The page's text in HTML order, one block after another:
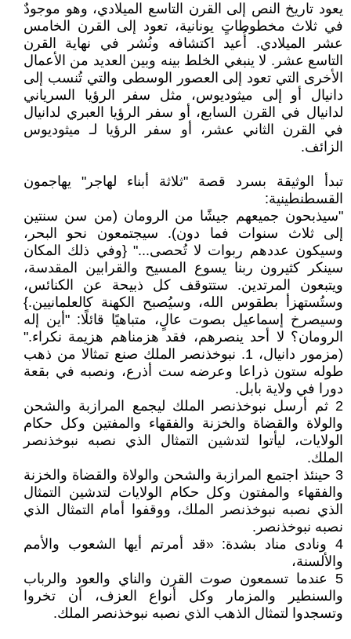
يعود تاريخ النص إلى القرن التاسع الميلادي، وهو موجودٌ
في ثلاث مخطوطاتٍ يونانية، تعود إلى القرن الخامس
عشر الميلادي. أُعيد اكتشافه ونُشر في نهاية القرن
التاسع عشر. لا ينبغي الخلط بينه وبين العديد من الأعمال
الأخرى التي تعود إلى العصور الوسطى والتي تُنسب إلى
دانيال أو إلى ميثوديوس، مثل سفر الرؤيا السرياني
لدانيال في القرن السابع، أو سفر الرؤيا العبري لدانيال
في القرن الثاني عشر، أو سفر الرؤيا لـ ميثوديوس
الزائف.
تبدأ الوثيقة بسرد قصة "ثلاثة أبناء لهاجر" يهاجمون
القسطنطينية:
"سيذبحون جميعهم جيشًا من الرومان (من سن سنتين
إلى ثلاث سنوات فما دون). سيجتمعون نحو البحر،
وسيكون عددهم ربوات لا تُحصى..." {وفي ذلك المكان
سينكر كثيرون ربنا يسوع المسيح والقرابين المقدسة،
ويتبعون المرتدين. ستتوقف كل ذبيحة عن الكنائس،
وستُستهزأ بطقوس الله، وسيُصبح الكهنة كالعلمانيين.}
وسيصرخ إسماعيل بصوت عالٍ، متباهيًا قائلًا: "أين إله
الرومان؟ لا أحد ينصرهم، فقد هزمناهم هزيمة نكراء."
(مزمور دانيال، 1. نبوخذنصر الملك صنع تمثالا من ذهب
طوله ستون ذراعا وعرضه ست أذرع، ونصبه في بقعة
دورا في ولاية بابل.
2 ثم أرسل نبوخذنصر الملك ليجمع المرازبة والشحن
والولاة والقضاة والخزنة والفقهاء والمفتين وكل حكام
الولايات، ليأتوا لتدشين التمثال الذي نصبه نبوخذنصر
الملك.
3 حينئذ اجتمع المرازبة والشحن والولاة والقضاة والخزنة
والفقهاء والمفتون وكل حكام الولايات لتدشين التمثال
الذي نصبه نبوخذنصر الملك، ووقفوا أمام التمثال الذي
نصبه نبوخذنصر.
4 ونادى مناد بشدة: «قد أمرتم أيها الشعوب والأمم
والألسنة،
5 عندما تسمعون صوت القرن والناي والعود والرباب
والسنطير والمزمار وكل أنواع العزف، أن تخروا
وتسجدوا لتمثال الذهب الذي نصبه نبوخذنصر الملك.